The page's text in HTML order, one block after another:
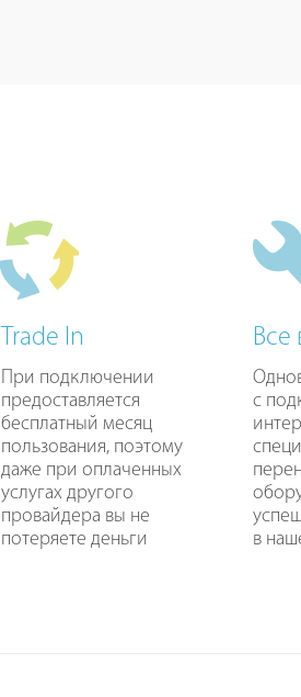
Trade In
При подключении
предоставляется
бесплатный месяц
пользования, поэтому
даже при оплаченных
услугах другого
провайдера вы не
потеряете деньги
Все
с
в